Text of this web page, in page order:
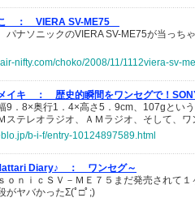
：
VIERA SV-ME75
ナソニックのVIERA SV-ME75が当っち
nifty.com/choko/2008/11/1112viera-sv-
イキ ：
歴史的瞬間をワンセグで！
9．8×奥行1．4×高さ5．9cm、107gとい
ステレオラジオ、ＡＭラジオ、そして、ワ
b-i-f/entry-10124897589.html
Diary♪ ：
ワンセグ～
ｏｎｉｃＳＶ－ＭＥ７５まだ発売されて
がヤバかったΣ(ﾟ□ﾟ;)